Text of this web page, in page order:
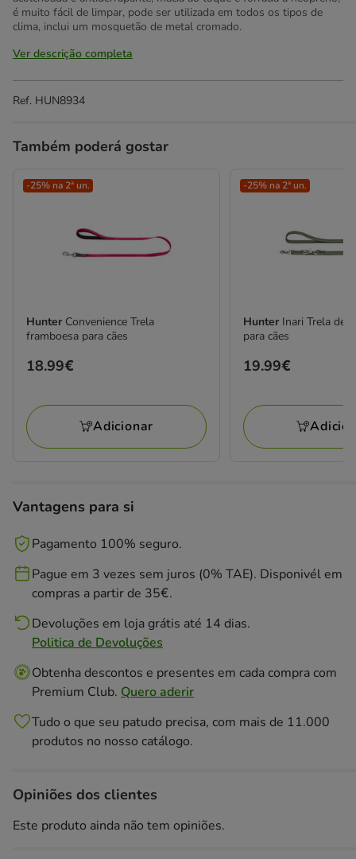
é muito fácil de limpar, pode ser utilizada em todos os tipos de
clima, inclui um mosquetão de metal cromado.
Ver descrição completa
Ref. HUN8934
Também poderá gostar
-25% na 2ª un.
Hunter Convenience Trela
framboesa para cães
Preço
18.99€
Adicionar
-25% na 2ª un.
Hunter Inari Trela de
para cães
Preço
19.99€
Vantagens para si
Pagamento 100% seguro.
Pague em 3 vezes sem juros (0% TAE). Disponivél em
compras a partir de 35€.
Devoluções em loja grátis até 14 dias.
Politica de Devoluções
Obtenha descontos e presentes em cada compra com
Premium Club. Quero aderir
Tudo o que seu patudo precisa, com mais de 11.000
produtos no nosso catálogo.
Opiniões dos clientes
Este produto ainda não tem opiniões.